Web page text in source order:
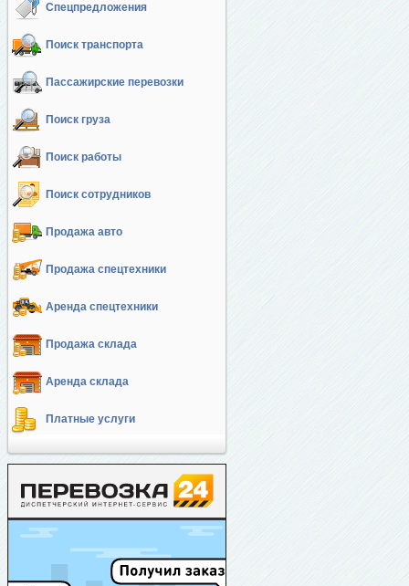
Спецпредложения
Поиск транспорта
Пассажирские перевозки
Поиск груза
Поиск работы
Поиск сотрудников
Продажа авто
Продажа спецтехники
Аренда спецтехники
Продажа склада
Аренда склада
Платные услуги